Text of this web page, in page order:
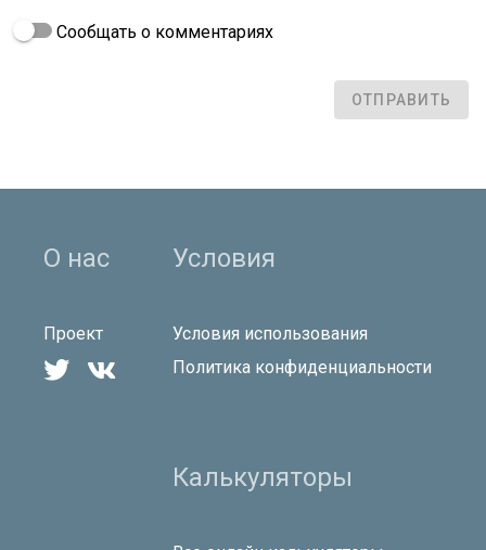
Сообщать о комментариях
ОТПРАВИТЬ
О нас
Проект
 
Условия
Условия использования
Политика конфиденциальности
Калькуляторы